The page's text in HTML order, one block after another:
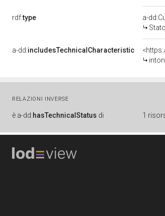
rdf:type
a-
a-dd:includesTechnicalCharacteristic
RELAZIONI INVERSE
è a-dd:hasTechnicalStatus di 1